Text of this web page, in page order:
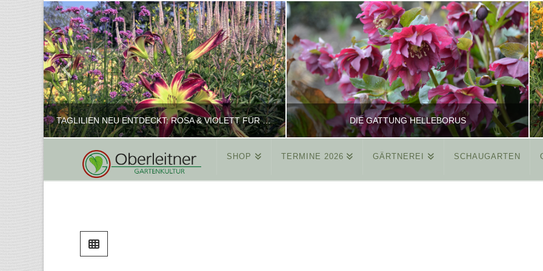
TAGLILIEN NEU ENTDECKT: ROSA & VIOLETT FÜR ROMANTISCHE PFLANZKOMBINATIONEN
REINHARD
DIE GATTUNG HELLEBORUS
REINHARD
SHOP TERMINE 2026 GÄRTNEREI SCHAUGARTEN